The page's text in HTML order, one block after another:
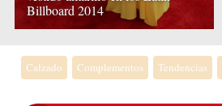
Billboard 2014
Calzado Complementos Tendencias